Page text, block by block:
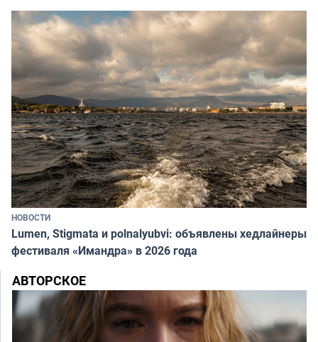
НОВОСТИ
Lumen, Stigmata и polnalyubvi: объявлены хедлайнеры
фестиваля «Имандра» в 2026 года
АВТОРСКОЕ